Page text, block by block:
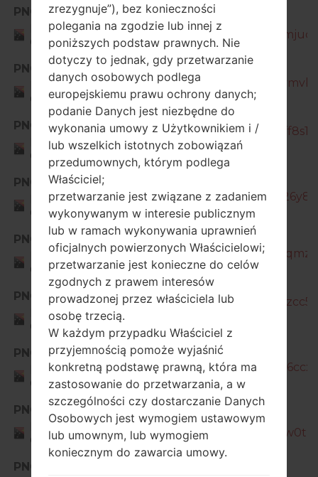
PNG
Papua New
Guinea
SM-
PNG
Papua New
Guinea
SM-
PNG
Papua New
Guinea
SM-
PNG
Papua New
Guinea
SM-
PNG
Papua New
Guinea
SM-
PNG
Papua New
Guinea
SM-
PNG
Papua New
Guinea
SM-
PNG
Papua New
Guinea
SM-
PNG
zrezygnuje”), bez konieczności
polegania na zgodzie lub innej z
poniższych podstaw prawnych. Nie
dotyczy to jednak, gdy przetwarzanie
danych osobowych podlega
europejskiemu prawu ochrony danych;
podanie Danych jest niezbędne do
wykonania umowy z Użytkownikiem i /
lub wszelkich istotnych zobowiązań
przedumownych, którym podlega
Właściciel;
przetwarzanie jest związane z zadaniem
wykonywanym w interesie publicznym
lub w ramach wykonywania uprawnień
oficjalnych powierzonych Właścicielowi;
przetwarzanie jest konieczne do celów
zgodnych z prawem interesów
prowadzonej przez właściciela lub
osobę trzecią.
W każdym przypadku Właściciel z
przyjemnością pomoże wyjaśnić
konkretną podstawę prawną, która ma
zastosowanie do przetwarzania, a w
szczególności czy dostarczanie Danych
Osobowych jest wymogiem ustawowym
lub umownym, lub wymogiem
koniecznym do zawarcia umowy.